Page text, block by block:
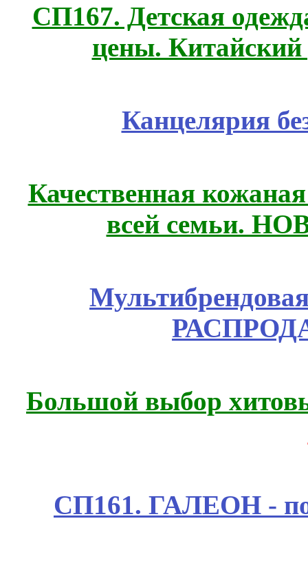
СП167. Детская
цены.
Канцелярия
Качественная
всей семьи.
Большой выбор
СП161. ГАЛЕОН -